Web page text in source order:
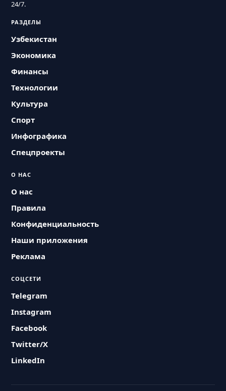
24/7.
РАЗДЕЛЫ
Узбекистан
Экономика
Финансы
Технологии
Культура
Спорт
Инфографика
Спецпроекты
О НАС
О нас
Правила
Конфиденциальность
Наши приложения
Реклама
СОЦСЕТИ
Telegram
Instagram
Facebook
Twitter/X
LinkedIn